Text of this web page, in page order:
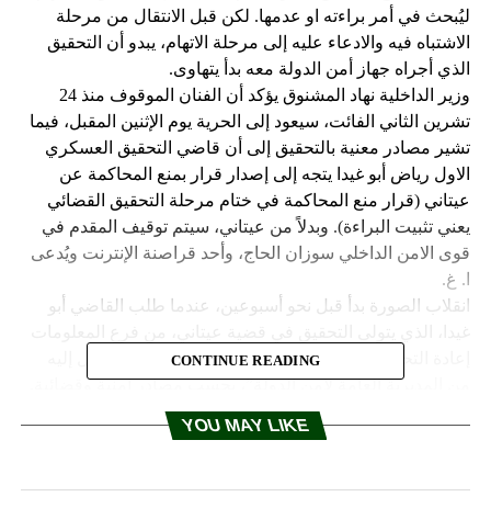
ليُبحث في أمر براءته او عدمها. لكن قبل الانتقال من مرحلة
الاشتباه فيه والادعاء عليه إلى مرحلة الاتهام، يبدو أن التحقيق
الذي أجراه جهاز أمن الدولة معه بدأ يتهاوى.
وزير الداخلية نهاد المشنوق يؤكد أن الفنان الموقوف منذ 24
تشرين الثاني الفائت، سيعود إلى الحرية يوم الإثنين المقبل، فيما
تشير مصادر معنية بالتحقيق إلى أن قاضي التحقيق العسكري
الاول رياض أبو غيدا يتجه إلى إصدار قرار بمنع المحاكمة عن
عيتاني (قرار منع المحاكمة في ختام مرحلة التحقيق القضائي
يعني تثبيت البراءة). وبدلاً من عيتاني، سيتم توقيف المقدم في
قوى الامن الداخلي سوزان الحاج، وأحد قراصنة الإنترنت ويُدعى
ا. غ.
انقلاب الصورة بدأ قبل نحو أسبوعين، عندما طلب القاضي أبو
إعادة التحقيق في القضية، “لوجود ثغر في الملف المحال إليه
من المديرية العامة لأمن الدولة”، بحسب مصادر أمنية وقضائية.
وتشير مصادر معنية إلى أن من طلب من أبو غيدا القيام بهذا
الإجراء هما رئيس الحكومة سعد الحريري والوزير نهاد المشنوق.
التحقيق من زاوية تحديد شخصية المرأة التي ورد في ملف
CONTINUE READING
YOU MAY LIKE